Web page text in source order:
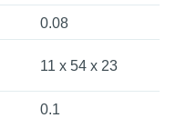
0.08
11 x 54 x 23
0.1